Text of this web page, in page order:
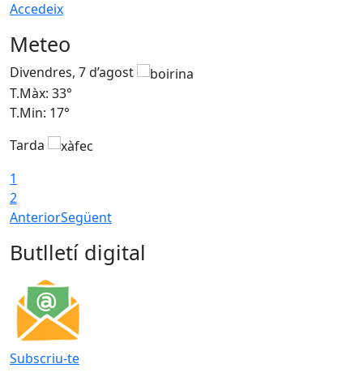
Accedeix
Meteo
Divendres, 7 d’agost
T.Màx: 33°
T.Min: 17°
Tarda
1
2
AnteriorSegüent
Butlletí digital
Subscriu-te